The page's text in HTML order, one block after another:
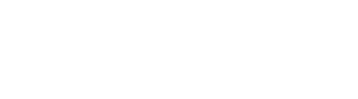
) : 1000ppm、
、
要な手段を講じ